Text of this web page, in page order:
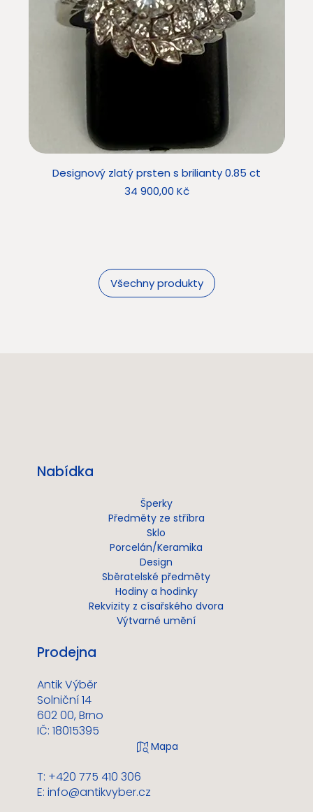
Všechny produkty
Designový zlatý prsten s brilianty 0.85 ct
Cena
34 900,00 Kč
Nabídka
Šperky
Předměty ze stříbra
Sklo
Porcelán/Keramika
Design
Sběratelské předměty
Hodiny a hodinky
Rekvizity z císařského dvora
Výtvarné umění
Prodejna
Antik Výběr
Solniční 14
602 00, Brno
IČ: 18015395
T: +420 775 410 306
E: info@antikvyber.cz